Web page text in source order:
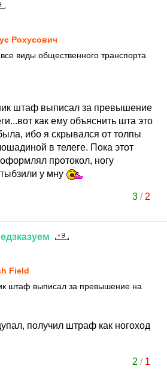
Рохусович
виды общественного транспорта
штаф выписал за превышение
как ему объяснить шта это
ибо я скрывался от толпы
в телеге. Пока этот
протокол, ногу
у мну
3/ 2
Field
штаф выписал за превышение на
получил штраф как ногоход
2 / 1